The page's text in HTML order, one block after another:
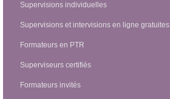
Supervisions individuelles
Supervisions et intervisions en ligne gratuites
Formateurs en PTR
Superviseurs certifiés
Formateurs invités